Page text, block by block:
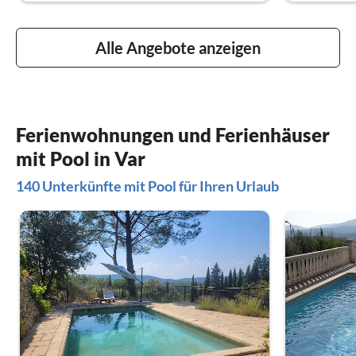
Alle Angebote anzeigen
Ferienwohnungen und Ferienhäuser
mit Pool in Var
140 Unterkünfte mit Pool für Ihren Urlaub